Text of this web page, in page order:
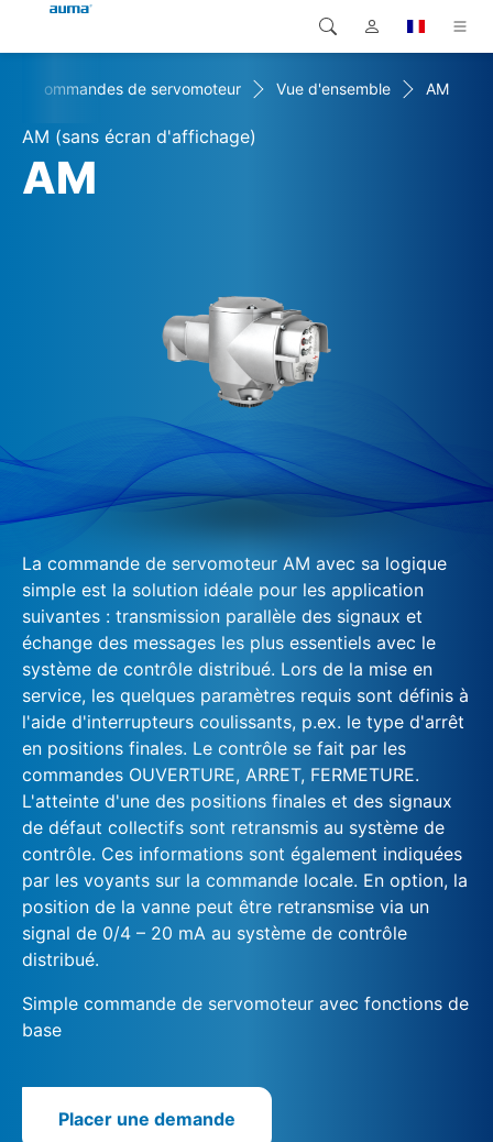
Produits
Solutions
Global
Europe
Recherche
Commandes de servomoteur Vue d'ensemble AM
AM (sans écran d'affichage)
AM
La commande de servomoteur AM avec sa logique
simple est la solution idéale pour les application
suivantes : transmission parallèle des signaux et
échange des messages les plus essentiels avec le
système de contrôle distribué. Lors de la mise en
service, les quelques paramètres requis sont définis à
l'aide d'interrupteurs coulissants, p.ex. le type d'arrêt
en positions finales. Le contrôle se fait par les
commandes OUVERTURE, ARRET, FERMETURE.
L'atteinte d'une des positions finales et des signaux
de défaut collectifs sont retransmis au système de
contrôle. Ces informations sont également indiquées
par les voyants sur la commande locale. En option, la
position de la vanne peut être retransmise via un
signal de 0/4 – 20 mA au système de contrôle
distribué.
Simple commande de servomoteur avec fonctions de
base
Placer une demande